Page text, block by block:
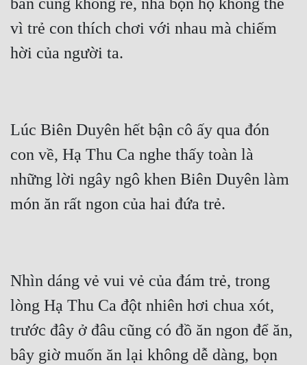
bán cũng không rẻ, nhà bọn họ không thể
vì trẻ con thích chơi với nhau mà chiếm
Lúc Biên Duyên hết bận cô ấy qua đón
con về, Hạ Thu Ca nghe thấy toàn là
những lời ngây ngô khen Biên Duyên làm
Nhìn dáng vẻ vui vẻ của đám trẻ, trong
lòng Hạ Thu Ca đột nhiên hơi chua xót,
trước đây ở đâu cũng có đồ ăn ngon để ăn,
bây giờ muốn ăn lại không dễ dàng, bọn